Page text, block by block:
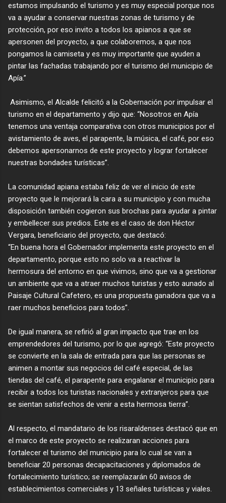
estamos impulsando el turismo y es muy especial porque nos
va a ayudar a conservar nuestras zonas de turismo y de
protección, por eso invito a todos los apianos a que se
apersonen del proyecto, a que colaboremos, a que nos
pongamos la camiseta y es muy importante que ayuden a
pintar las fachadas trabajando por el turismo del municipio de
Apía.”
Asimismo, el Alcalde felicitó a la Gobernación por impulsar el
turismo en el departamento y dijo que: “Nosotros en Apía
tenemos una ventaja comparativa con otros municipios por el
avistamiento de aves, el parapente, la música, el café, por eso
debemos apersonarnos de este proyecto y lograr fortalecer
nuestras bondades turísticas”.
La comunidad apiana estaba feliz de ver el inicio de este
proyecto que le mejorará la cara a su municipio y con mucha
disposición también cogieron sus brochas para ayudar a pintar
y embellecer sus predios. Este es el caso de don Héctor
Vergara, beneficiario del proyecto, que destacó:
“En buena hora el Gobernador implementa este proyecto en el
departamento, porque esto no solo va a reactivar la
hermosura del entorno en que vivimos, sino que va a gestionar
un ambiente que va a atraer muchos turistas y esto aunado al
Paisaje Cultural Cafetero, es una propuesta ganadora que va a
raer muchos beneficios para todos”.
De igual manera, se refirió al gran impacto que trae en los
emprendedores del turismo, por lo que agregó: “Este proyecto
se convierte en la sala de entrada para que las personas se
animen a montar sus negocios del café especial, de las
tiendas del café, el parapente para engalanar el municipio para
recibir a todos los turistas nacionales y extranjeros para que
se sientan satisfechos de venir a esta hermosa tierra”.
Al respecto, el mandatario de los risaraldenses destacó que en
el marco de este proyecto se realizaran acciones para
fortalecer el turismo del municipio para lo cual se van a
beneficiar 20 personas decapacitaciones y diplomados de
fortalecimiento turístico; se reemplazarán 60 avisos de
establecimientos comerciales y 13 señales turísticas y viales.